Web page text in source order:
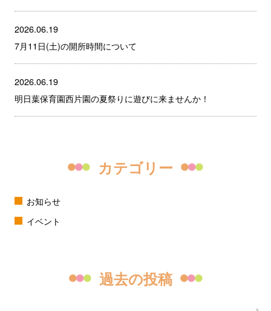
2026.06.19
7月11日(土)の開所時間について
2026.06.19
明日葉保育園西片園の夏祭りに遊びに来ませんか！
カテゴリー
お知らせ
イベント
過去の投稿